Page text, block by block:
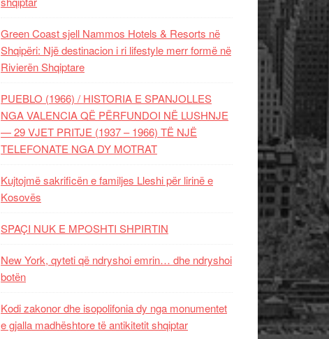
Green Coast sjell Nammos Hotels & Resorts në
Shqipëri: Një destinacion i ri lifestyle merr formë në
Rivierën Shqiptare
PUEBLO (1966) / HISTORIA E SPANJOLLES
NGA VALENCIA QË PËRFUNDOI NË LUSHNJE
— 29 VJET PRITJE (1937 – 1966) TË NJË
TELEFONATE NGA DY MOTRAT
Kujtojmë sakrificën e familjes Lleshi për lirinë e
Kosovës
SPAÇI NUK E MPOSHTI SHPIRTIN
New York, qyteti që ndryshoi emrin… dhe ndryshoi
botën
Kodi zakonor dhe isopolifonia dy nga monumentet
e gjalla madhështore të antikitetit shqiptar